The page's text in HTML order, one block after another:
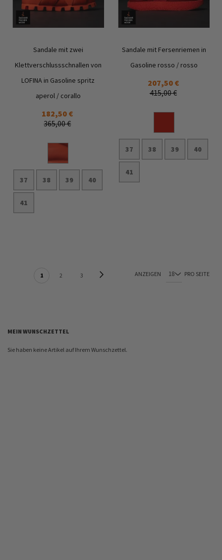
Sandale mit zwei
Klettverschlussschnallen von
LOFINA in Gasoline spritz
aperol / corallo
182,50 €
365,00 €
37 38 39 40
41
Sandale mit Fersenriemen in
Gasoline rosso / rosso
207,50 €
415,00 €
37 38 39 40
41
Sie lesen gerade Seite
1 2 Seite
3 ANZEIGEN PRO SEITE
MEIN WUNSCHZETTEL
Sie haben keine Artikel auf Ihrem Wunschzettel.